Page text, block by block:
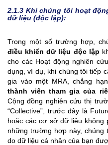
2.1.3 Khi chúng tôi hoạt
dữ liệu (độc lập):
Trong một số trường hợp,
điều khiển dữ liệu độc lập
cho các Hoạt động nghiên
dụng, ví dụ, khi chúng tôi tiếp
gia vào một MRA, chẳng
thành viên tham gia của
Cộng đồng nghiên cứu thị
“Collective”, trước đây là
hoặc các cơ sở dữ liệu không
những trường hợp này,
do dữ liệu cá nhân của bạn